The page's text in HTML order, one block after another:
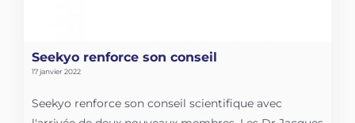
Seekyo renforce son conseil
17 janvier 2022
Seekyo renforce son conseil scientifique avec